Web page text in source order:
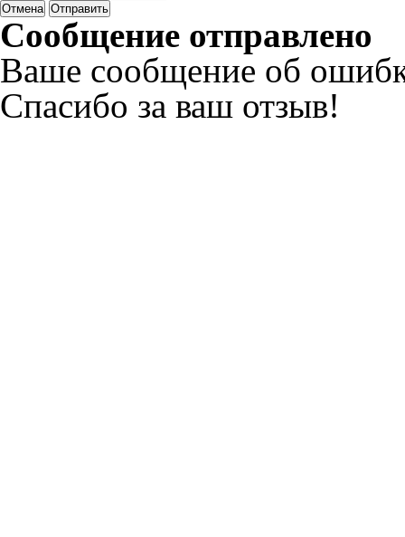
Отмена Отправить
Сообщение отправлено
Ваше сообщение об
Спасибо за ваш отзыв!